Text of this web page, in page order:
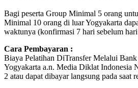
Bagi peserta Group Minimal 5 orang
Minimal 10 orang di luar Yogyakarta
waktunya (konfirmasi 7 hari sebelum
Cara Pembayaran :
Biaya Pelatihan DiTransfer Melalui
Yogyakarta a.n. Media Diklat Indonesia
2 atau dapat dibayar langsung pada saat